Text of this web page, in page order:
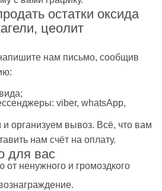
остатки оксида
цеолит
нам письмо, сообщив
viber, whatsApp,
организуем вывоз. Всё, что вам
нам счёт на оплату.
для вас
ненужного и громоздкого